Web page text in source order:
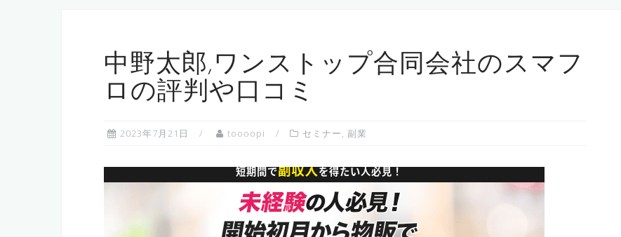
中野太郎,ワンストップ合同会社のスマフ
ロの評判や口コミ
2023年7月21日 toooopi セミナー 副業